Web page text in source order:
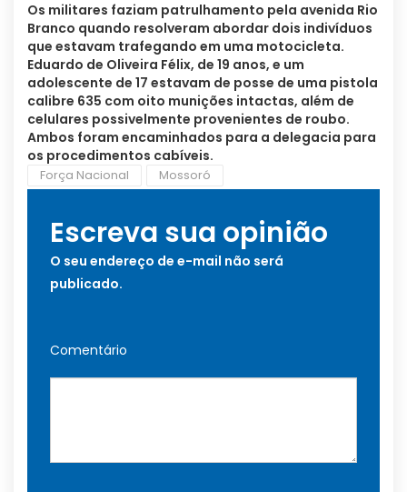
Os militares faziam patrulhamento pela avenida Rio
Branco quando resolveram abordar dois indivíduos
que estavam trafegando em uma motocicleta.
Eduardo de Oliveira Félix, de 19 anos, e um
adolescente de 17 estavam de posse de uma pistola
calibre 635 com oito munições intactas, além de
celulares possivelmente provenientes de roubo.
Ambos foram encaminhados para a delegacia para
os procedimentos cabíveis.
Força Nacional Mossoró
Escreva sua opinião
O seu endereço de e-mail não será
publicado.
Comentário